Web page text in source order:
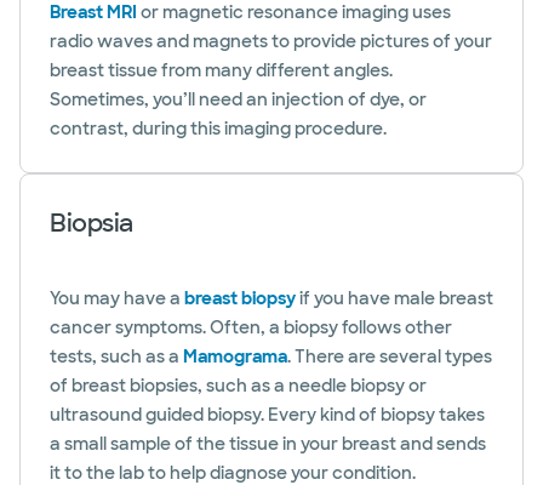
Breast MRI or magnetic resonance imaging uses
radio waves and magnets to provide pictures of your
breast tissue from many different angles.
Sometimes, you’ll need an injection of dye, or
contrast, during this imaging procedure.
Biopsia
You may have a breast biopsyif you have male breast
cancer symptoms. Often, a biopsy follows other
tests, such as a Mamograma. There are several types
of breast biopsies, such as a needle biopsy or
ultrasound guided biopsy. Every kind of biopsy takes
a small sample of the tissue in your breast and sends
it to the lab to help diagnose your condition.